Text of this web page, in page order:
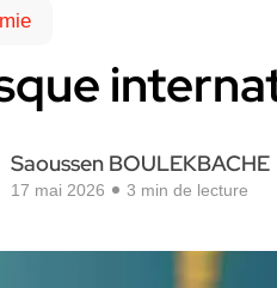
Saoussen BOULEKBACHE
17 mai 2026 3 min de lecture